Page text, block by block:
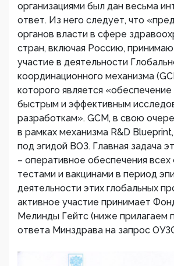
организациями был дан весьма
ответ. Из него следует, что
органов власти в сфере
стран, включая Россию,
участие в деятельности
координационного механизма
которого является «обеспечение
быстрым и эффективным
разработкам». GCM, в свою
в рамках механизма R&D
под эгидой ВОЗ. Главная задача
– оперативное обеспечения всех
тестами и вакцинами в период
деятельности этих глобальных
активное участие принимает
Мелинды Гейтс (ниже прилагаем
ответа Минздрава на запрос